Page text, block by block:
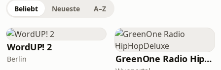
Beliebt Neueste A–Z
WordUP! 2
Berlin GreenOne Radio HipHopDeluxe